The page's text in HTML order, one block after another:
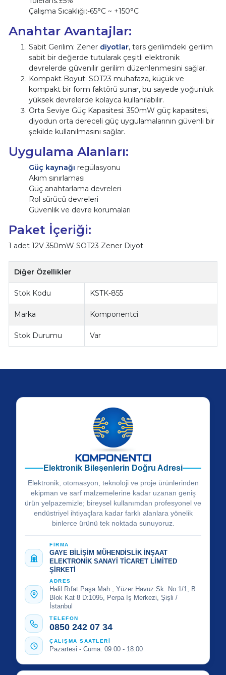
Çalışma Sıcaklığı:-65°C ~ +150°C
Anahtar Avantajlar:
Sabit Gerilim: Zener diyotlar, ters gerilimdeki gerilim
sabit bir değerde tutularak çeşitli elektronik
devrelerde güvenilir gerilim düzenlenmesini sağlar.
Kompakt Boyut: SOT23 muhafaza, küçük ve
kompakt bir form faktörü sunar, bu sayede yoğunluk
yüksek devrelerde kolayca kullanılabilir.
Orta Seviye Güç Kapasitesi: 350mW güç kapasitesi,
diyodun orta dereceli güç uygulamalarının güvenli bir
şekilde kullanılmasını sağlar.
Uygulama Alanları:
Güç kaynağı regülasyonu
Akım sınırlaması
Güç anahtarlama devreleri
Rol sürücü devreleri
Güvenlik ve devre korumaları
Paket İçeriği:
1 adet 12V 350mW SOT23 Zener Diyot
Diğer Özellikler
Stok Kodu KSTK-855
Marka Komponentci
Stok Durumu Var
Elektronik Bileşenlerin Doğru Adresi
Elektronik, otomasyon, teknoloji ve proje ürünlerinden
ekipman ve sarf malzemelerine kadar uzanan geniş
ürün yelpazemizle; bireysel kullanımdan profesyonel ve
endüstriyel ihtiyaçlara kadar farklı alanlara yönelik
binlerce ürünü tek noktada sunuyoruz.
FİRMA
GAYE BİLİŞİM MÜHENDİSLİK İNŞAAT
ELEKTRONİK SANAYİ TİCARET LİMİTED
ŞİRKETİ
ADRES
Halil Rıfat Paşa Mah., Yüzer Havuz Sk. No:1/1, B
Blok Kat 8 D:1095, Perpa İş Merkezi, Şişli /
İstanbul
TELEFON
0850 242 07 34
ÇALIŞMA SAATLERİ
Pazartesi - Cuma: 09:00 - 18:00